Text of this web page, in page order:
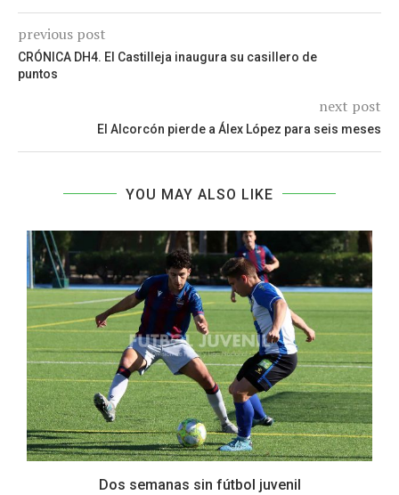
previous post
CRÓNICA DH4. El Castilleja inaugura su casillero de
puntos
next post
El Alcorcón pierde a Álex López para seis meses
YOU MAY ALSO LIKE
Dos semanas sin fútbol juvenil